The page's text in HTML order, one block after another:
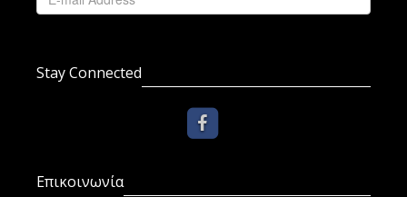
Stay Connected
Επικοινωνία